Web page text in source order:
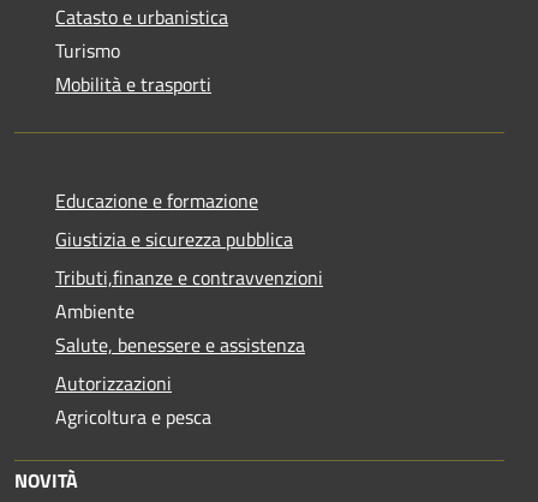
Catasto e urbanistica
Turismo
Mobilità e trasporti
Educazione e formazione
Giustizia e sicurezza pubblica
Tributi,finanze e contravvenzioni
Ambiente
Salute, benessere e assistenza
Autorizzazioni
Agricoltura e pesca
NOVITÀ